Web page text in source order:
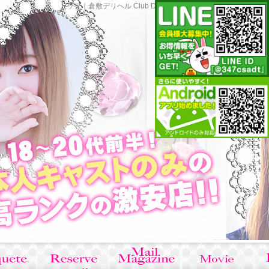
トップ｜倉敷デリヘル Club Dear(クラブディアー）